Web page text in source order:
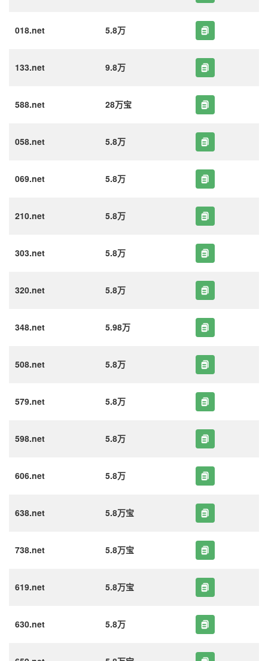
018.net 5.8万
133.net 9.8万
588.net 28万宝
058.net 5.8万
069.net 5.8万
210.net 5.8万
303.net 5.8万
320.net 5.8万
348.net 5.98万
508.net 5.8万
579.net 5.8万
598.net 5.8万
606.net 5.8万
638.net 5.8万宝
738.net 5.8万宝
619.net 5.8万宝
630.net 5.8万